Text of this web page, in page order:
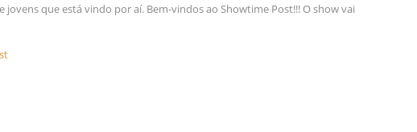
que está vindo por aí. Bem-vindos ao Showtime Post!!! O show vai